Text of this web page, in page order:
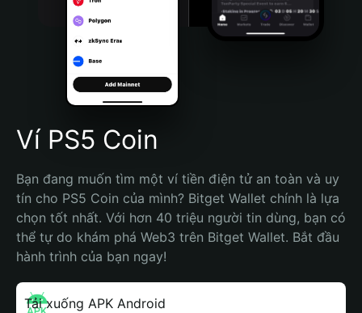
Português (Brasil)
Español (Argentina)
Ví PS5 Coin
Bạn đang muốn tìm một ví tiền điện tử an toàn và uy
tín cho PS5 Coin của mình? Bitget Wallet chính là lựa
chọn tốt nhất. Với hơn 40 triệu người tin dùng, bạn có
thể tự do khám phá Web3 trên Bitget Wallet. Bắt đầu
hành trình của bạn ngay!
Tải xuống APK Android